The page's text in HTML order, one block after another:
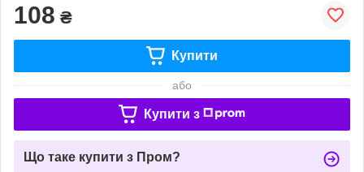
108 ₴
Купити
або
Купити з
Що таке купити з Пром?